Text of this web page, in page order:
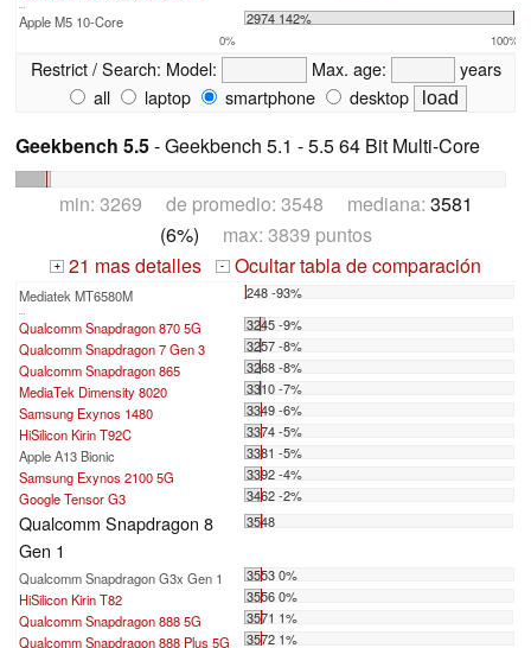
Apple M5 10-Core 2974 142%
0% 100%
Restrict / Search: Model: Max. age:
years
all
laptop smartphone desktop
Geekbench 5.5- Geekbench 5.1 - 5.5 64 Bit Multi-Core
min: 3269 de promedio: 3548 mediana: 3581
(6%) max: 3839 puntos
+ 21 mas detalles - Ocultar tabla de comparación
Mediatek MT6580M 248 -93%
Qualcomm Snapdragon 870 5G
3245 -9%
Qualcomm Snapdragon 7 Gen 3
3257 -8%
Qualcomm Snapdragon 865
3268 -8%
MediaTek Dimensity 8020
3310 -7%
Samsung Exynos 1480
3349 -6%
HiSilicon Kirin T92C
3374 -5%
Apple A13 Bionic
3381 -5%
Samsung Exynos 2100 5G
3392 -4%
Google Tensor G3
3462 -2%
Qualcomm Snapdragon 8
Gen 1
3548
Qualcomm Snapdragon G3x Gen 1
3553 0%
HiSilicon Kirin T82
3556 0%
Qualcomm Snapdragon 888 5G
3571 1%
Qualcomm Snapdragon 888 Plus 5G
3572 1%